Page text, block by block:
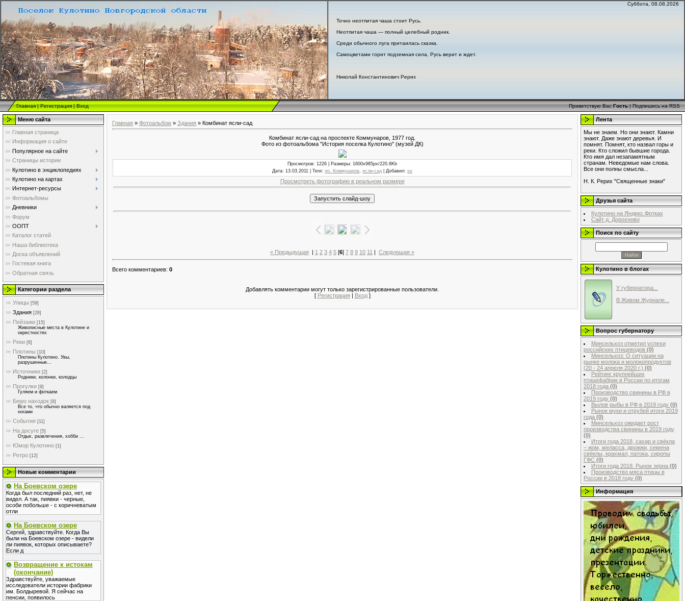
Суббота, 08.08.2026
Точно неотпитая чаша стоит Русь.
Неотпитая чаша — полный целебный родник.
Среди обычного луга притаилась сказка.
Самоцветами горит подземная сила, Русь верит и ждет.
Николай Константинович Рерих
Главная|Регистрация|Вход Приветствую Вас Гость|Подпишись на RSS
Меню сайта
Главная страница
Информация о сайте
Популярное на сайте
Страницы истории
Кулотино в энциклопедиях
Кулотино на картах
Интернет-ресурсы
Фотоальбомы
Дневники
Форум
ООПТ
Каталог статей
Наша библиотека
Доска объявлений
Гостевая книга
Обратная связь
Категории раздела
Улицы [59]
Здания [28]
Пейзажи [15]
Живописные места в Кулотине и
окрестностях
Реки [6]
Плотины [10]
Плотины Кулотино. Увы,
разрушенные...
Источники [2]
Родники, колонки, колодцы
Прогулки [9]
Гуляем и фоткаем
Бюро находок [8]
Все то, что обычно валяется под
ногами
События [11]
На досуге [5]
Отдых, развлечения, хобби ...
Юмор Кулотино [1]
Ретро [12]
Новые комментарии
На Боевском озере
Когда был последний раз, нет, не
видел. А так, пиявки - черные,
особи побольше - с коричневатым
отли
На Боевском озере
Сергей, здравствуйте. Когда Вы
были на Боевском озере - видели
ли пиявок, которых описываете?
Если д
Возвращение к истокам
(окончание)
Здравствуйте, уважаемые
исследователи истории фабрики
им. Болдыревой. Я сейчас на
пенсии, появилось
Главная » Фотоальбом » Здания » Комбинат ясли-сад
Комбинат ясли-сад на проспекте Коммунаров, 1977 год.
Фото из фотоальбома "История поселка Кулотино" (музей ДК)
Просмотров: 1226 | Размеры: 1600x985px/220.8Kb
Дата: 13.03.2011 | Теги: пр. Коммунаров ясли-сад Добавил: se
Просмотреть фотографию в реальном размере
« Предыдущая | 1 2 3 4 5 [6] 7 8 9 10 11 | Следующая »
Всего комментариев: 0
Добавлять комментарии могут только зарегистрированные пользователи.
[ Регистрация Вход]
Лента
Мы не знаем. Но они знают. Камни
знают. Даже знают деревья. И
помнят. Помнят, кто назвал горы и
реки. Кто сложил бывшие города.
Кто имя дал незапамятным
странам. Неведомые нам слова.
Все они полны смысла...
Н. К. Рерих "Священные знаки"
Друзья сайта
Кулотино на Яндекс.Фотках
Сайт д. Дорохново
Поиск по сайту
Кулотино в блогах
У губернатора...
В Живом Журнале...
Вопрос губернатору
Минсельхоз отметил успехи
российских птицеводов (0)
Минсельхоз: О ситуации на
рынке молока и молокопродуктов
(20 - 24 апреля 2020 г.) (0)
Рейтинг крупнейших
птицефабрик в России по итогам
2018 года (0)
Производство свинины в РФ в
2019 году (0)
Вылов рыбы в РФ в 2019 году (0)
Рынок муки и отрубей итоги 2019
года (0)
Минсельхоз ожидает рост
производства свинины в 2019 году
(0)
Итоги года 2018, сахар и свёкла
– жом, меласса, дрожжи, семена
свёклы, крахмал, патока, сиропы
ГФС (0)
Итоги года 2018. Рынок зерна (0)
Производство мяса птицы в
России в 2018 году (0)
Информация